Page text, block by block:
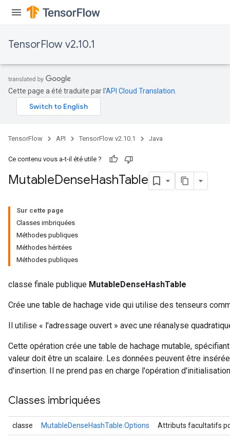
TensorFlow v2.10.1
Cette page a été traduite par l'API Cloud Translation
TensorFlow API TensorFlow v2.10.1 Java
Ce contenu vous a-t-il été utile ?
MutableDenseHashTable
Sur cette page
Classes imbriquées
Méthodes publiques
Méthodes héritées
Méthodes publiques
classe finale publique MutableDenseHashTable
Crée une table de hachage vide qui utilise des tenseurs
Il utilise « l'adressage ouvert » avec une réanalyse
Cette opération crée une table de hachage mutable,
valeur doit être un scalaire. Les données peuvent être
d'insertion. Il ne prend pas en charge l'opération
Classes imbriquées
classe MutableDenseHashTable.Options Attributs facultatifs